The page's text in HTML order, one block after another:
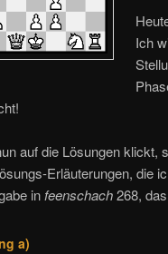
Ich
auf die Lösungen klickt,
Erläuterungen, die
in feenschach268,
a)